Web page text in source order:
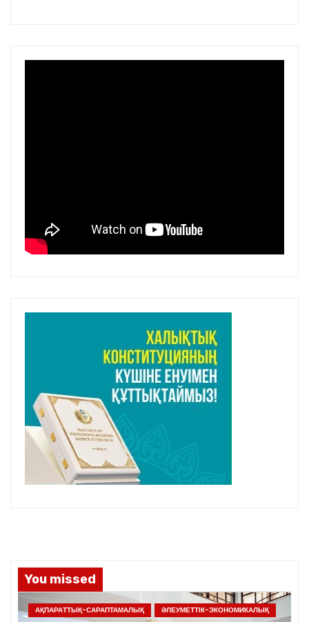
You missed
АҚПАРАТТЫҚ-САРАПТАМАЛЫҚ ӘЛЕУМЕТТІК-ЭКОНОМИКАЛЫҚ